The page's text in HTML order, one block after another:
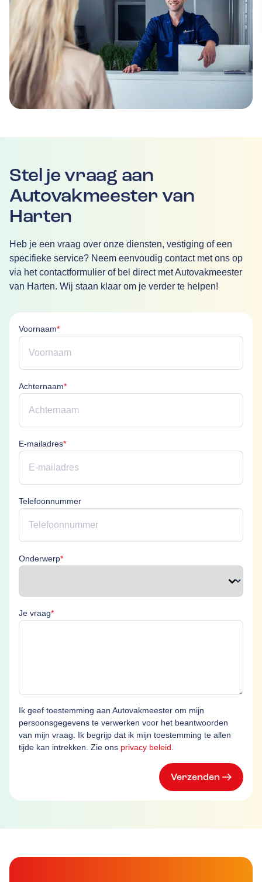
Stel je vraag aan
Autovakmeester van
Harten
Heb je een vraag over onze diensten, vestiging of een
specifieke service? Neem eenvoudig contact met ons op
via het contactformulier of bel direct met Autovakmeester
van Harten. Wij staan klaar om je verder te helpen!
Voornaam*Voornaam is verplicht
Achternaam*Achternaam is verplicht
E-mailadres*E-mailadres is verplicht
Telefoonnummer
Onderwerp*Onderwerp is verplicht
Je vraag*Je vraag is verplicht
Ik geef toestemming aan Autovakmeester om mijn
persoonsgegevens te verwerken voor het beantwoorden
van mijn vraag. Ik begrijp dat ik mijn toestemming te allen
tijde kan intrekken. Zie ons privacy beleid
Verzenden